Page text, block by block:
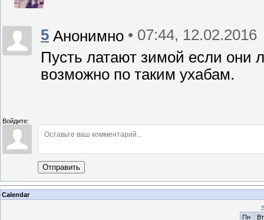
5 Анонимно • 07:44, 12.02.2016
Пусть латают зимой если они
возможно по таким ухабам.
Войдите:
Отправить
Calendar
«
Пн
Вт